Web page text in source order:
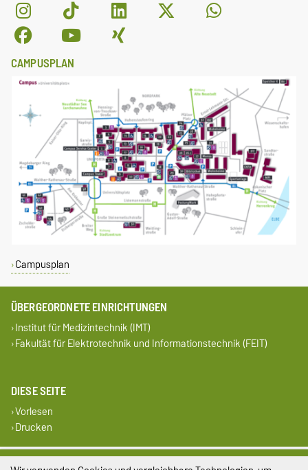
CAMPUSPLAN
Campusplan
ÜBERGEORDNETE EINRICHTUNGEN
Institut für Medizintechnik (IMT)
Fakultät für Elektrotechnik und Informationstechnik (FEIT)
DIESE SEITE
Vorlesen
Drucken
Impressum